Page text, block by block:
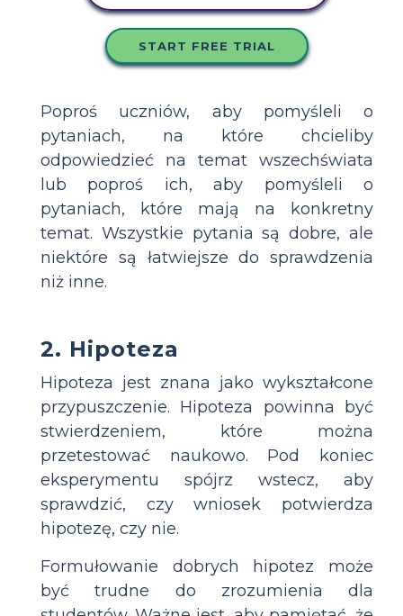
START FREE TRIAL
Poproś uczniów, aby pomyśleli o
pytaniach, na które chcieliby
odpowiedzieć na temat wszechświata
lub poproś ich, aby pomyśleli o
pytaniach, które mają na konkretny
temat. Wszystkie pytania są dobre, ale
niektóre są łatwiejsze do sprawdzenia
niż inne.
2. Hipoteza
Hipoteza jest znana jako wykształcone
przypuszczenie. Hipoteza powinna być
stwierdzeniem, które można
przetestować naukowo. Pod koniec
eksperymentu spójrz wstecz, aby
sprawdzić, czy wniosek potwierdza
hipotezę, czy nie.
Formułowanie dobrych hipotez może
być trudne do zrozumienia dla